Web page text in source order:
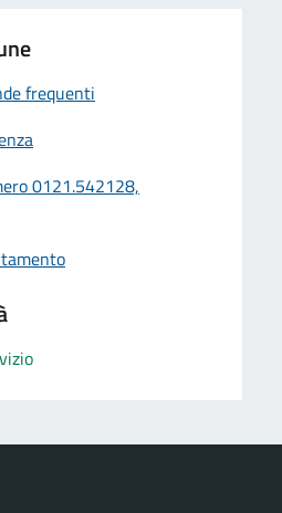
frequenti
0121.542128,